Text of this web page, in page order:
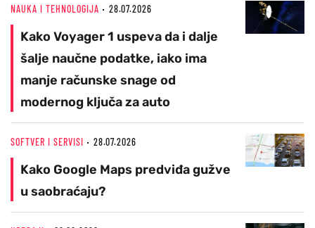
NAUKA I TEHNOLOGIJA 28.07.2026
Kako Voyager 1 uspeva da i dalje
šalje naučne podatke, iako ima
manje računske snage od
modernog ključa za auto
SOFTVER I SERVISI 28.07.2026
Kako Google Maps predviđa gužve
u saobraćaju?